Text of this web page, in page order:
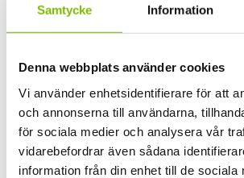
Samtycke Information
Denna webbplats använder cookies
Vi använder enhetsidentifierare för att
och annonserna till användarna,
för sociala medier och analysera vår
vidarebefordrar även sådana
information från din enhet till de sociala
Dokument
Dimensioner
2000 mm
Säsong